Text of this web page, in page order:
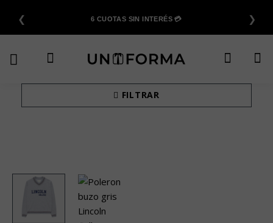
contenido
❮ 6 CUOTAS SIN INTERÉS 💳 ❯
FILTRAR